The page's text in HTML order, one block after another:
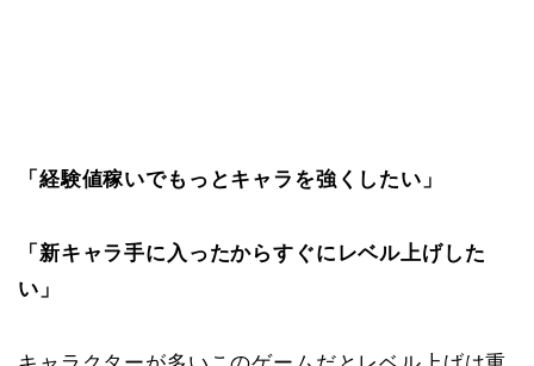
「経験値稼いでもっとキャラを強くしたい」
「新キャラ手に入ったからすぐにレベル上げした
い」